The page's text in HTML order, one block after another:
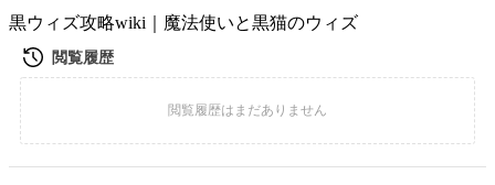
黒ウィズ攻略wiki｜魔法使いと黒猫のウィズ